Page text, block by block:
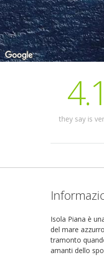
4.1
they say is
Isola Piana è
del mare
tramonto
amanti dello